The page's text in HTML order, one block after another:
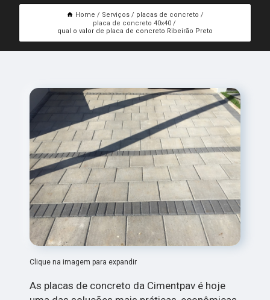
Home Serviços
placas de concreto
placa de concreto 40x40
qual o valor de placa de concreto Ribeirão Preto
Clique na imagem para expandir
As placas de concreto da Cimentpav é hoje